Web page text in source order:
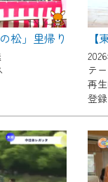
松」里帰り
テ
再
登
ります。
ービスをご利
きます。
作成可能です）
いただけます。
ス作業を予定し